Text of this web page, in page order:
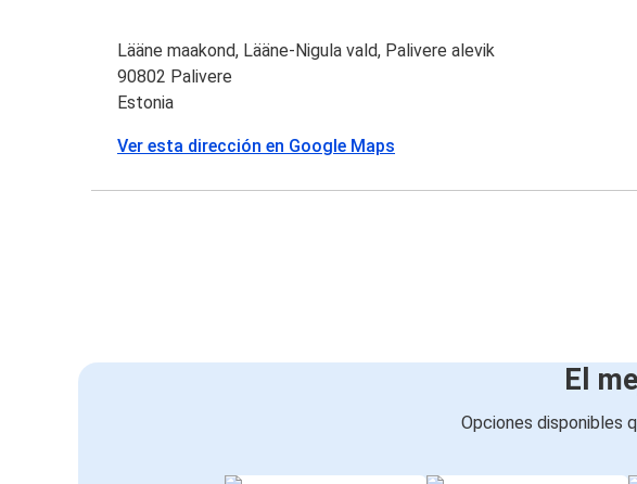
Lääne maakond, Lääne-Nigula vald, Palivere alevik
90802 Palivere
Estonia
Ver esta dirección en Google Maps
El
Opciones disponibles